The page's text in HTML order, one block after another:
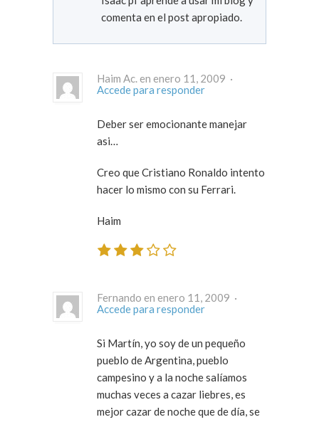
comenta en el post apropiado.
Haim Ac. en enero 11, 2009 ·
Accede para responder
Deber ser emocionante manejar
asi…
Creo que Cristiano Ronaldo intento
hacer lo mismo con su Ferrari.
Haim
Fernando en enero 11, 2009 ·
Accede para responder
Si Martín, yo soy de un pequeño
pueblo de Argentina, pueblo
campesino y a la noche salíamos
muchas veces a cazar liebres, es
mejor cazar de noche que de día, se